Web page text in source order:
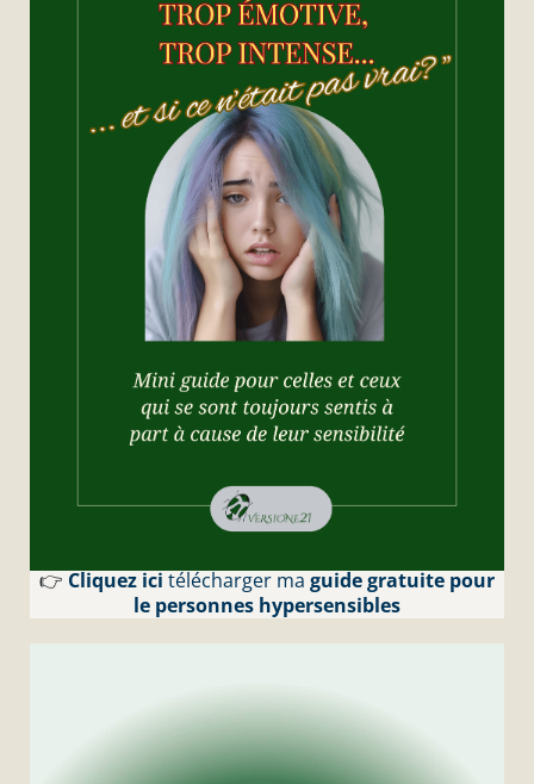
👉 Cliquez ici télécharger ma guide gratuite pour
le personnes hypersensibles